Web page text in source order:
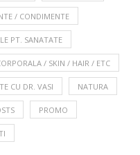
/ CONDIMENTE
PT. SANATATE
/ SKIN / HAIR / ETC
CU DR. VASI NATURA
PROMO